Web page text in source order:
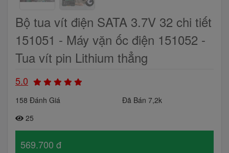
Bộ tua vít điện SATA 3.7V 32 chi tiết
151051 - Máy vặn ốc điện 151052 -
Tua vít pin Lithium thẳng
5.0
158 Đánh Giá
Đã Bán 7,2k
25
569.700 đ